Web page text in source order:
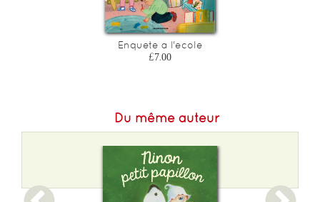
Enquete a l'ecole
£7.00
Du même auteur